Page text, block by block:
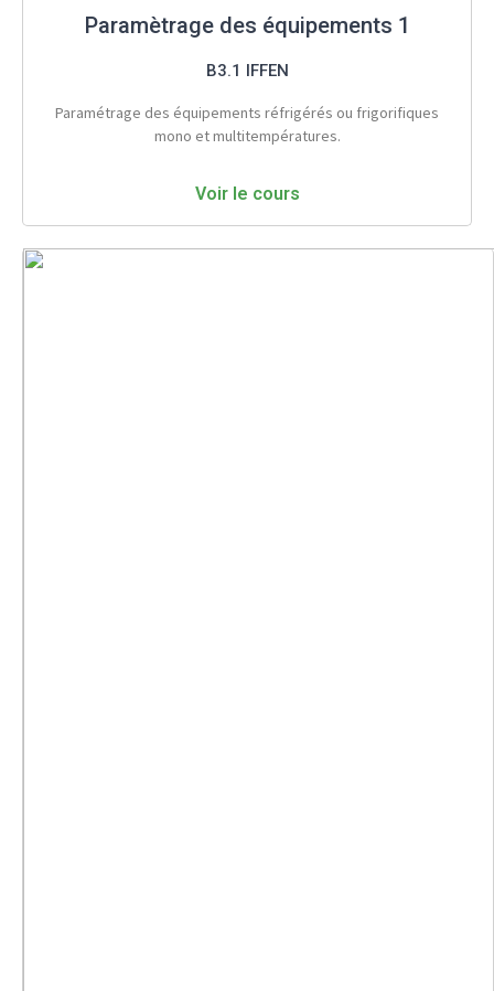
Paramètrage des équipements 1
B3.1 IFFEN
Paramétrage des équipements réfrigérés ou frigorifiques
mono et multitempératures.
Voir le cours